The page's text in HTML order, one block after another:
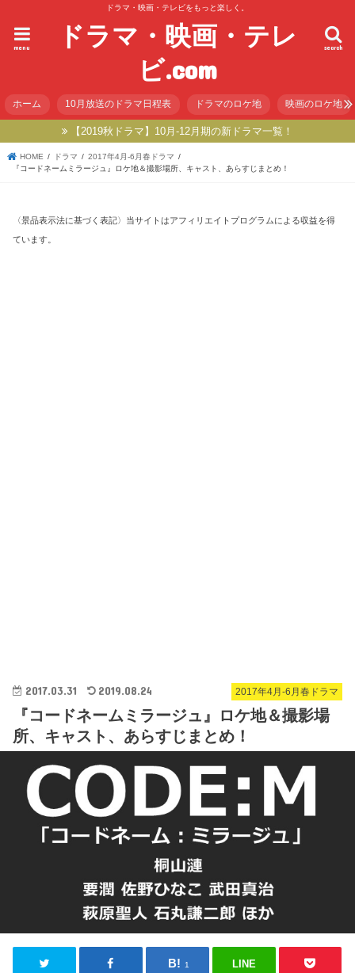
ドラマ・映画・テレビをもっと楽しく。
ドラマ・映画・テレ
ビ.com
search
menu
ホーム 10月放送のドラマ日程表 ドラマのロケ地 映画のロケ地
【2019秋ドラマ】10月-12月期の新ドラマ一覧！
HOME ドラマ
2017年4月-6月春ドラマ
『コードネームミラージュ』ロケ地＆撮影場所、キャスト、あらすじまとめ！
〈景品表示法に基づく表記〉当サイトはアフィリエイトプログラムによる収益を得
ています。
2017年4月-6月春ドラマ
2017.03.31 2019.08.24
『コードネームミラージュ』ロケ地＆撮影場
所、キャスト、あらすじまとめ！
1 LINE